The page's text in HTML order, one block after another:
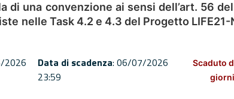
una convenzione ai sensi dell’art. 56 del
nelle Task 4.2 e 4.3 del Progetto LIFE21-
2026
Data di scadenza: 06/07/2026
23:59
Scaduto
giorni